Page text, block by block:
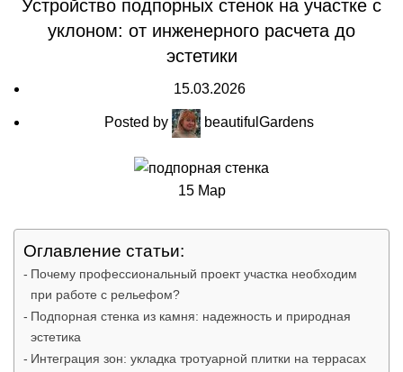
Устройство подпорных стенок на участке с
уклоном: от инженерного расчета до
эстетики
15.03.2026
Posted by beautifulGardens
15 Мар
Оглавление статьи:
Почему профессиональный проект участка необходим
при работе с рельефом?
Подпорная стенка из камня: надежность и природная
эстетика
Интеграция зон: укладка тротуарной плитки на террасах